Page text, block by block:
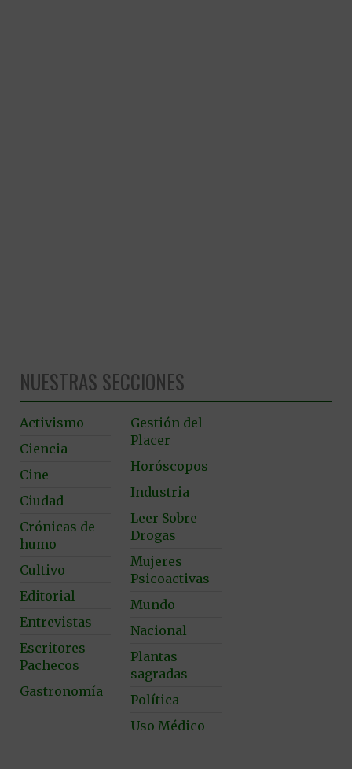
NUESTRAS SECCIONES
Activismo
Ciencia
Cine
Ciudad
Crónicas de
humo
Cultivo
Editorial
Entrevistas
Escritores
Pachecos
Gastronomía
Gestión del
Placer
Horóscopos
Industria
Leer Sobre
Drogas
Mujeres
Psicoactivas
Mundo
Nacional
Plantas
sagradas
Política
Uso Médico